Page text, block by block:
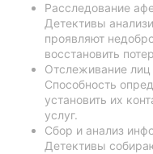
Расследование
Детективы
проявляют
восстановить
Отслеживание лиц
Способность
установить их
услуг.
Сбор и анализ
Детективы